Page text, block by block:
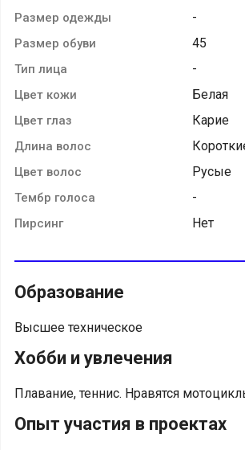
Размер одежды -
Размер обуви 45
Тип лица -
Цвет кожи Белая
Цвет глаз Карие
Длина волос
Цвет волос Русые
Тембр голоса -
Пирсинг Нет
Образование
Высшее техническое
Хобби и увлечения
Плавание, теннис. Нравятся
Опыт участия в проектах